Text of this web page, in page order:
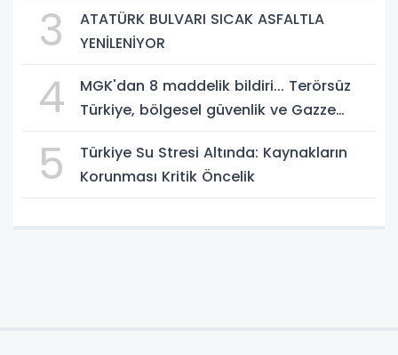
3
ATATÜRK BULVARI SICAK ASFALTLA
YENİLENİYOR
4
MGK'dan 8 maddelik bildiri... Terörsüz
Türkiye, bölgesel güvenlik ve Gazze
5
Türkiye Su Stresi Altında: Kaynakların
Korunması Kritik Öncelik